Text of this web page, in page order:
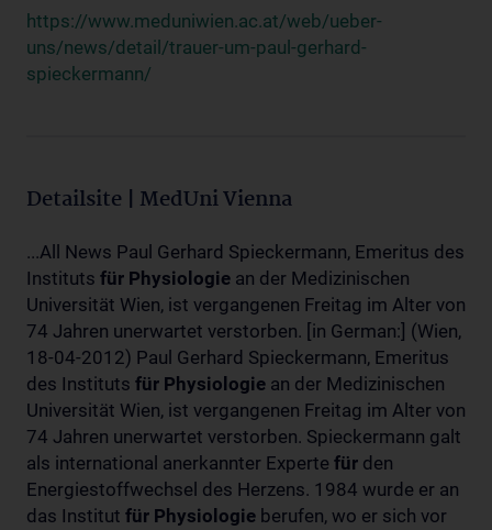
https://www.meduniwien.ac.at/web/ueber-
uns/news/detail/trauer-um-paul-gerhard-
spieckermann/
Detailsite | MedUni Vienna
...All News Paul Gerhard Spieckermann, Emeritus des
Instituts für Physiologie an der Medizinischen
Universität Wien, ist vergangenen Freitag im Alter von
74 Jahren unerwartet verstorben. [in German:] (Wien,
18-04-2012) Paul Gerhard Spieckermann, Emeritus
des Instituts für Physiologie an der Medizinischen
Universität Wien, ist vergangenen Freitag im Alter von
74 Jahren unerwartet verstorben. Spieckermann galt
als international anerkannter Experte für den
Energiestoffwechsel des Herzens. 1984 wurde er an
das Institut für Physiologie berufen, wo er sich vor